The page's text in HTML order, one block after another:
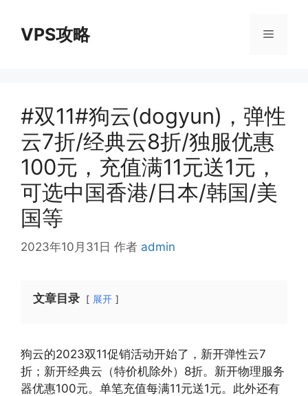
VPS攻略 菜
#双11#狗云(dogyun)，弹性
云7折/经典云8折/独服优惠
100元，充值满11元送1元，
可选中国香港/日本/韩国/美
国等
2023年10月31日 作者 admin
文章目录 展开
狗云的2023双11促销活动开始了，新开弹性云7
折；新开经典云（特价机除外）8折。新开物理服务
器优惠100元。单笔充值每满11元送1元。此外还有